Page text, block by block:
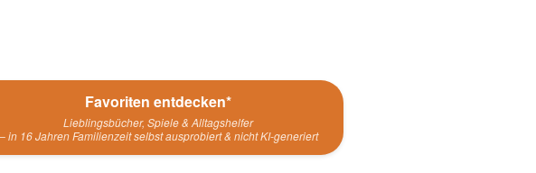
Favoriten entdecken*
Lieblingsbücher, Spiele & Alltagshelfer
– in 16 Jahren Familienzeit selbst ausprobiert & nicht KI-generiert